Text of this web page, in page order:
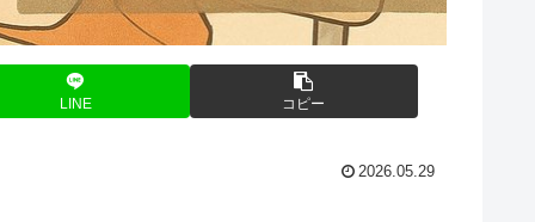
LINE コピー
2026.05.29